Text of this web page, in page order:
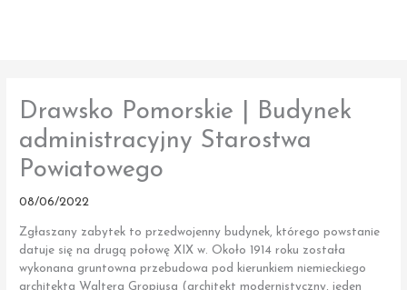
Drawsko Pomorskie | Budynek
administracyjny Starostwa
Powiatowego
08/06/2022
Zgłaszany zabytek to przedwojenny budynek, którego powstanie
datuje się na drugą połowę XIX w. Około 1914 roku została
wykonana gruntowna przebudowa pod kierunkiem niemieckiego
architekta Waltera Gropiusa (architekt modernistyczny, jeden